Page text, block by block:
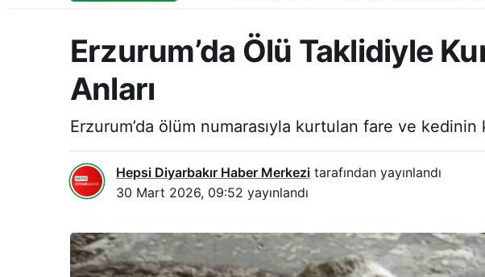
Erzurum’da Ölü Taklidiyle
Anları
Erzurum’da ölüm numarasıyla kurtulan fare ve kedinin
Hepsi Diyarbakır Haber Merkezi tarafından yayınlandı
30 Mart 2026, 09:52 yayınlandı